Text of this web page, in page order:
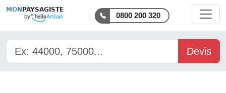
MON PAYSAGISTE
0800 200 320
Devis